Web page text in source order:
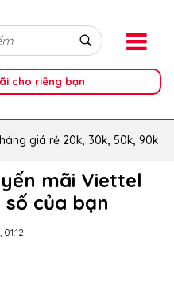
cho riêng bạn
giá rẻ 20k, 30k, 50k, 90k
mãi Viettel
của bạn